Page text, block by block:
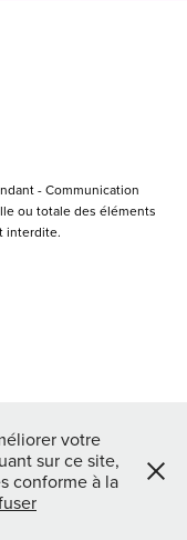
- Communication
ou totale des éléments
interdite.
votre
sur ce site,
conforme à la